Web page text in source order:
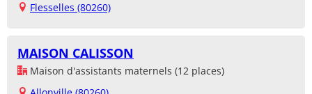
Flesselles (80260)
MAISON CALISSON
Maison d'assistants maternels (12 places)